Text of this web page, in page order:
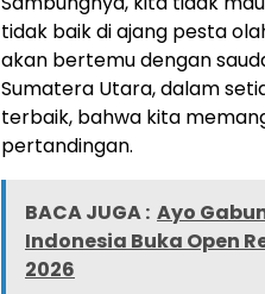
tidak baik di ajang pesta
akan bertemu dengan
Sumatera Utara, dalam
terbaik, bahwa kita
pertandingan.
BACA JUGA : Ayo
Indonesia Buka Open
2026